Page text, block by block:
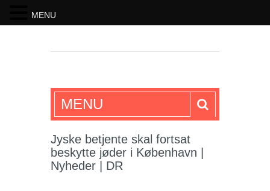
SKRIFTEN
MENU
Jyske betjente skal fortsat
beskytte jøder i København |
Nyheder | DR
MENU